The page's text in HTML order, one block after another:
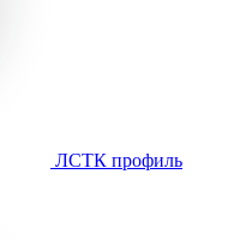
ЛСТК профиль